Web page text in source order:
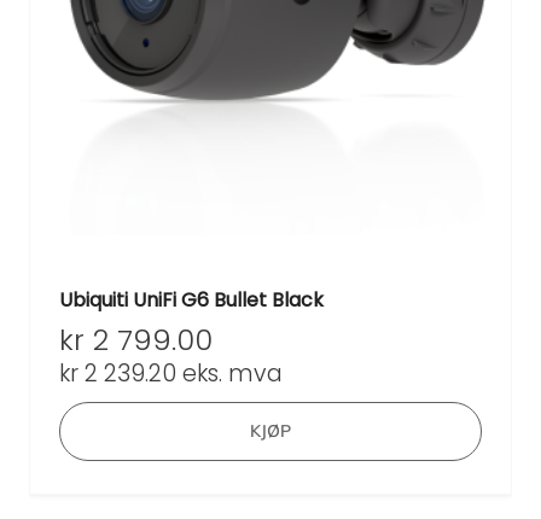
Ubiquiti UniFi G6 Bullet Black
kr 2 799.00
kr2 239.20 eks. mva
KJØP